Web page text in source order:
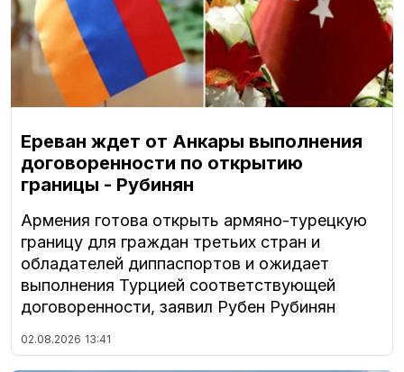
Ереван ждет от Анкары выполнения
договоренности по открытию
границы - Рубинян
Армения готова открыть армяно-турецкую
границу для граждан третьих стран и
обладателей диппаспортов и ожидает
выполнения Турцией соответствующей
договоренности, заявил Рубен Рубинян
02.08.2026 13:41